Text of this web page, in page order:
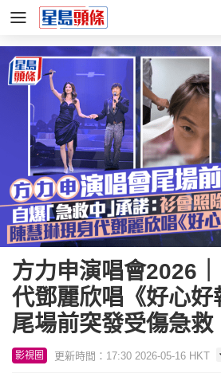
方力申演唱會2026
代鄧麗欣唱《好心好
尾場前突發受傷急救
影視圈 更新時間：17:30 2026-05-16 HKT